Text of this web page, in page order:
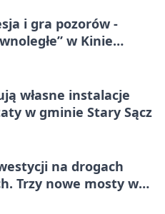
i gra pozorów -
w Kinie
własne instalacje
w gminie Stary Sącz
na drogach
Trzy nowe mosty w